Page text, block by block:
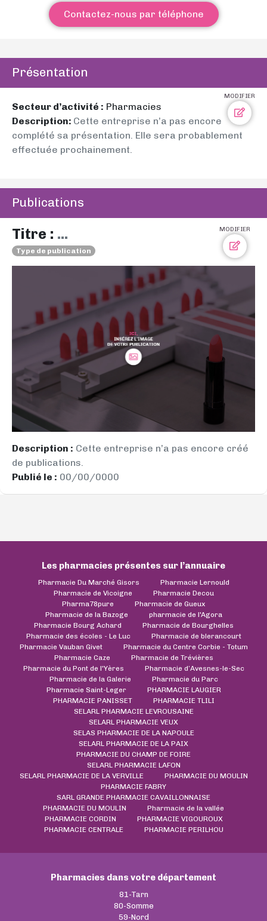
Contactez-nous par téléphone
Présentation
MODIFIER
Secteur d’activité : Pharmacies
Description: Cette entreprise n’a pas encore
complété sa présentation. Elle sera probablement
effectuée prochainement.
Publications
MODIFIER
Titre : ...
Type de publication
Description : Cette entreprise n’a pas encore créé
de publications.
Publié le : 00/00/0000
Les pharmacies présentes sur l’annuaire
Pharmacie Du Marché Gisors
Pharmacie Lernould
Pharmacie de Vicoigne
Pharmacie Decou
Pharma78pure
Pharmacie de Gueux
Pharmacie de la Bazoge
pharmacie de l'Agora
Pharmacie Bourg Achard
Pharmacie de Bourghelles
Pharmacie des écoles - Le Luc
Pharmacie de blerancourt
Pharmacie Vauban Givet
Pharmacie du Centre Corbie - Totum
Pharmacie Caze
Pharmacie de Trévières
Pharmacie du Pont de l'Yères
Pharmacie d’Avesnes-le-Sec
Pharmacie de la Galerie
Pharmacie du Parc
Pharmacie Saint-Leger
PHARMACIE LAUGIER
PHARMACIE PANISSET
PHARMACIE TLILI
SELARL PHARMACIE LEVROUSAINE
SELARL PHARMACIE VEUX
SELAS PHARMACIE DE LA NAPOULE
SELARL PHARMACIE DE LA PAIX
PHARMACIE DU CHAMP DE FOIRE
SELARL PHARMACIE LAFON
SELARL PHARMACIE DE LA VERVILLE
PHARMACIE DU MOULIN
PHARMACIE FABRY
SARL GRANDE PHARMACIE CAVAILLONNAISE
PHARMACIE DU MOULIN
Pharmacie de la vallée
PHARMACIE CORDIN
PHARMACIE VIGOUROUX
PHARMACIE CENTRALE
PHARMACIE PERILHOU
Pharmacies dans votre département
81-Tarn
80-Somme
59-Nord